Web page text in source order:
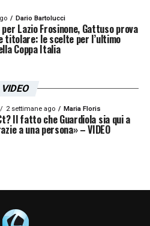
Dario Bartolucci
Lazio Frosinone, Gattuso prova
titolare: le scelte per l’ultimo
Coppa Italia
VIDEO
2 settimane ago Maria Floris
Il fatto che Guardiola sia qui a
a una persona» – VIDEO